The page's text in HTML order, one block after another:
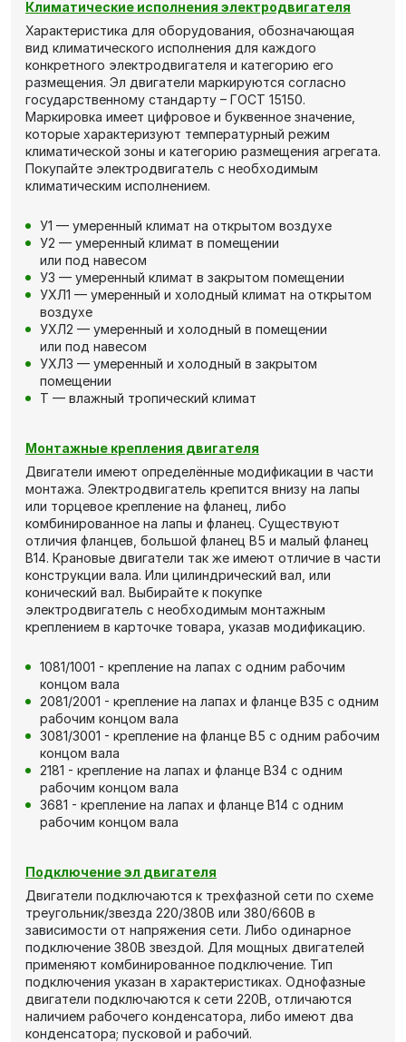
Климатические исполнения электродвигателя
Характеристика для оборудования, обозначающая
вид климатического исполнения для каждого
конкретного электродвигателя и категорию его
размещения. Эл двигатели маркируются согласно
государственному стандарту – ГОСТ 15150.
Маркировка имеет цифровое и буквенное значение,
которые характеризуют температурный режим
климатической зоны и категорию размещения агрегата.
Покупайте электродвигатель с необходимым
климатическим исполнением.
У1 — умеренный климат на открытом воздухе
У2 — умеренный климат в помещении
или под навесом
У3 — умеренный климат в закрытом помещении
УХЛ1 — умеренный и холодный климат на открытом
воздухе
УХЛ2 — умеренный и холодный в помещении
или под навесом
УХЛ3 — умеренный и холодный в закрытом
помещении
Т — влажный тропический климат
Монтажные крепления двигателя
Двигатели имеют определённые модификации в части
монтажа. Электродвигатель крепится внизу на лапы
или торцевое крепление на фланец, либо
комбинированное на лапы и фланец. Существуют
отличия фланцев, большой фланец В5 и малый фланец
В14. Крановые двигатели так же имеют отличие в части
конструкции вала. Или цилиндрический вал, или
конический вал. Выбирайте к покупке
электродвигатель с необходимым монтажным
креплением в карточке товара, указав модификацию.
1081/1001 - крепление на лапах с одним рабочим
концом вала
2081/2001 - крепление на лапах и фланце В35 с одним
рабочим концом вала
3081/3001 - крепление на фланце В5 с одним рабочим
концом вала
2181 - крепление на лапах и фланце В34 с одним
рабочим концом вала
3681 - крепление на лапах и фланце В14 с одним
рабочим концом вала
Подключение эл двигателя
Двигатели подключаются к трехфазной сети по схеме
треугольник/звезда 220/380В или 380/660В в
зависимости от напряжения сети. Либо одинарное
подключение 380В звездой. Для мощных двигателей
применяют комбинированное подключение. Тип
подключения указан в характеристиках. Однофазные
двигатели подключаются к сети 220В, отличаются
наличием рабочего конденсатора, либо имеют два
конденсатора; пусковой и рабочий.